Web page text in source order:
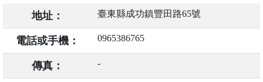
地址： 臺東縣成功鎮豐田路65號
電話或手機： 0965386765
傳真： -